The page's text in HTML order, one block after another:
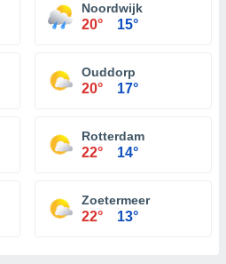
Noordwijk
20° 15°
Ouddorp
20° 17°
Rotterdam
22° 14°
Zoetermeer
22° 13°